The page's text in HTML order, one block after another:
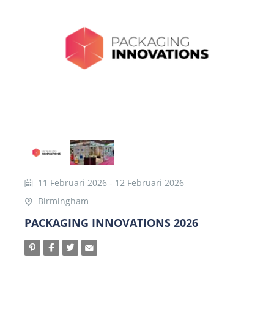
11 Februari 2026 - 12 Februari 2026
Birmingham
PACKAGING INNOVATIONS 2026